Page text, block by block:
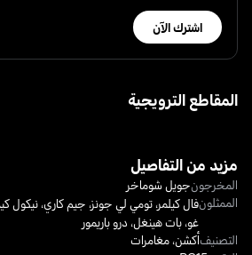
اشترك الآن
المقاطع الترويجية
مزيد من التفاصيل
المخرجونجويل شوماخر
الممثلونفال كيلمر،تومي لي جونز، جيم كاري،نيكول
غو،بات هينغل، درو باريمور
التصنيفأكشن،مغامرات